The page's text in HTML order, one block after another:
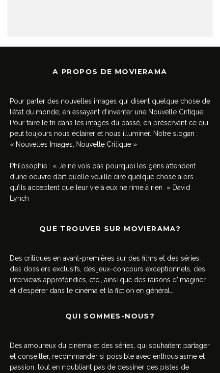
A PROPOS DE MOVIERAMA
Pour parler des nouvelles images qui disent quelque chose de
l’état du monde, en essayant d’inventer une Nouvelle Critique.
Pour faire le tri dans les images du passé, en préservant ce qui
peut toujours nous éclairer et nous illuminer. Notre slogan :
« Nouvelles Images, Nouvelle Critique »
Philosophie : « Je ne vois pas pourquoi les gens attendent
d’une oeuvre d’art qu’elle veuille dire quelque chose alors
qu’ils acceptent que leur vie à eux ne rime à rien » David
Lynch
QUE TROUVER SUR MOVIERAMA?
Des critiques en avant-premières sur des films et des séries,
des dossiers exclusifs, des jeux-concours exceptionnels, des
interviews approfondies, etc., ainsi que des raisons d’imaginer
et d’espérer dans le cinéma et la fiction en général…
QUI SOMMES-NOUS?
Des amoureux du cinéma et des séries, qui souhaitent partager
et conseiller, recommander si possible avec enthousiasme et
passion, tout en n’oubliant pas de dessiner des pistes de